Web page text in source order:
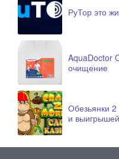
РуТор это
AquaDoctor
очищение
Обезьянки 2
и